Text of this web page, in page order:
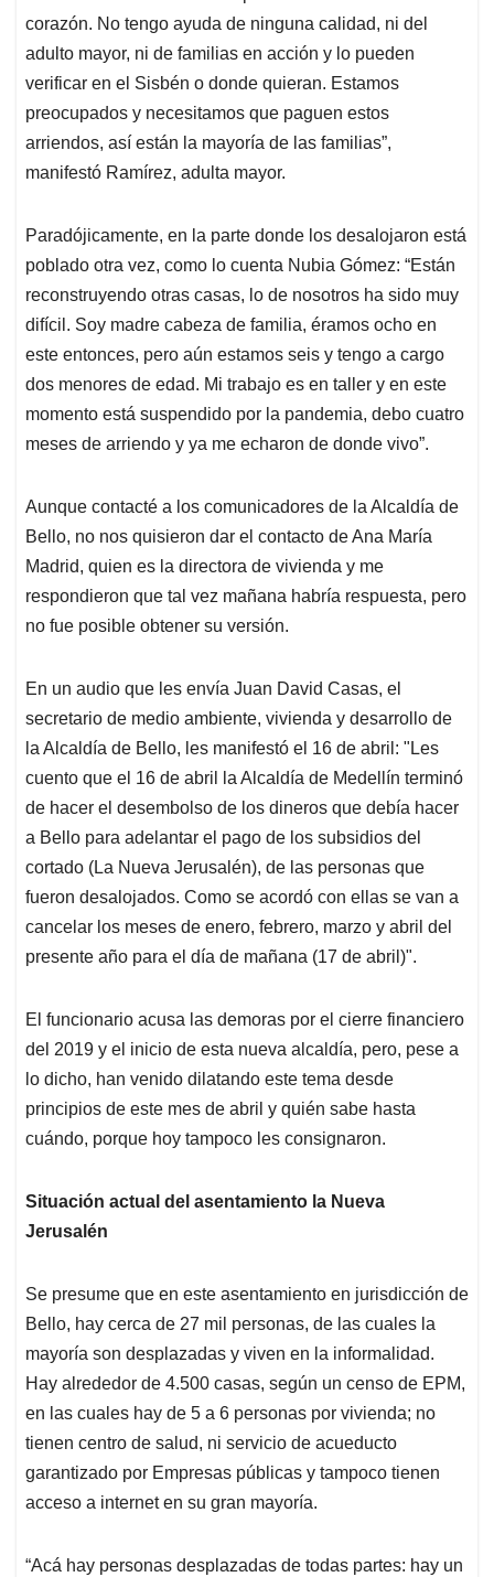
corazón. No tengo ayuda de ninguna calidad, ni del
adulto mayor, ni de familias en acción y lo pueden
verificar en el Sisbén o donde quieran. Estamos
preocupados y necesitamos que paguen estos
arriendos, así están la mayoría de las familias”,
manifestó Ramírez, adulta mayor.
Paradójicamente, en la parte donde los desalojaron está
poblado otra vez, como lo cuenta Nubia Gómez: “Están
reconstruyendo otras casas, lo de nosotros ha sido muy
difícil. Soy madre cabeza de familia, éramos ocho en
este entonces, pero aún estamos seis y tengo a cargo
dos menores de edad. Mi trabajo es en taller y en este
momento está suspendido por la pandemia, debo cuatro
meses de arriendo y ya me echaron de donde vivo”.
Aunque contacté a los comunicadores de la Alcaldía de
Bello, no nos quisieron dar el contacto de Ana María
Madrid, quien es la directora de vivienda y me
respondieron que tal vez mañana habría respuesta, pero
no fue posible obtener su versión.
En un audio que les envía Juan David Casas, el
secretario de medio ambiente, vivienda y desarrollo de
la Alcaldía de Bello, les manifestó el 16 de abril: "Les
cuento que el 16 de abril la Alcaldía de Medellín terminó
de hacer el desembolso de los dineros que debía hacer
a Bello para adelantar el pago de los subsidios del
cortado (La Nueva Jerusalén), de las personas que
fueron desalojados. Como se acordó con ellas se van a
cancelar los meses de enero, febrero, marzo y abril del
presente año para el día de mañana (17 de abril)".
El funcionario acusa las demoras por el cierre financiero
del 2019 y el inicio de esta nueva alcaldía, pero, pese a
lo dicho, han venido dilatando este tema desde
principios de este mes de abril y quién sabe hasta
cuándo, porque hoy tampoco les consignaron.
Situación actual del asentamiento la Nueva
Jerusalén
Se presume que en este asentamiento en jurisdicción de
Bello, hay cerca de 27 mil personas, de las cuales la
mayoría son desplazadas y viven en la informalidad.
Hay alrededor de 4.500 casas, según un censo de EPM,
en las cuales hay de 5 a 6 personas por vivienda; no
tienen centro de salud, ni servicio de acueducto
garantizado por Empresas públicas y tampoco tienen
acceso a internet en su gran mayoría.
“Acá hay personas desplazadas de todas partes: hay un